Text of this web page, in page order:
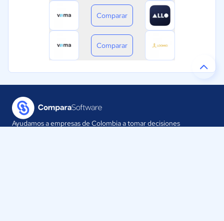
Comparar
Comparar
Ayudamos a empresas de Colombia a tomar decisiones